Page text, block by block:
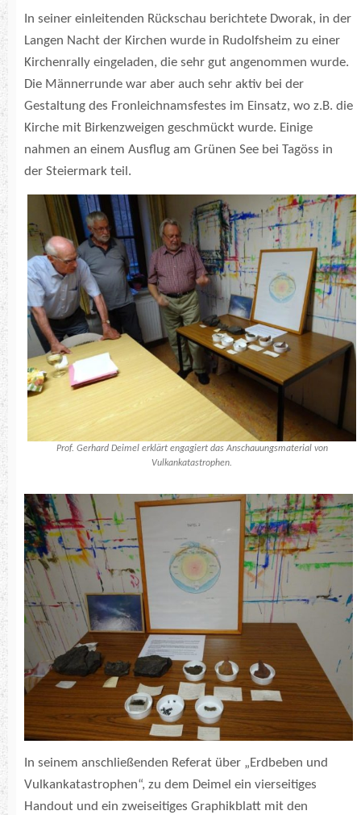
In seiner einleitenden Rückschau berichtete Dworak, in der
Langen Nacht der Kirchen wurde in Rudolfsheim zu einer
Kirchenrally eingeladen, die sehr gut angenommen wurde.
Die Männerrunde war aber auch sehr aktiv bei der
Gestaltung des Fronleichnamsfestes im Einsatz, wo z.B. die
Kirche mit Birkenzweigen geschmückt wurde. Einige
nahmen an einem Ausflug am Grünen See bei Tagöss in
der Steiermark teil.
Prof. Gerhard Deimel erklärt engagiert das Anschauungsmaterial von
Vulkankatastrophen.
In seinem anschließenden Referat über „Erdbeben und
Vulkankatastrophen“, zu dem Deimel ein vierseitiges
Handout und ein zweiseitiges Graphikblatt mit den